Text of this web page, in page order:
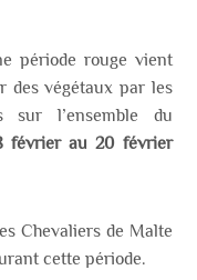
période rouge vient
des végétaux par les
sur l’ensemble du
février au 20 février
Chevaliers de Malte
cette période.